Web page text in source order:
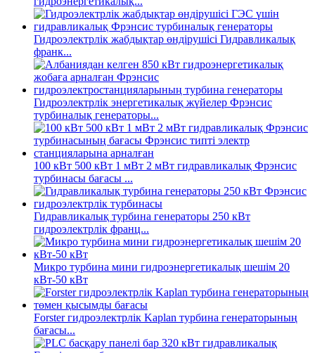
Гидроэлектрлік жабдықтар өндірушісі Гидравликалық
франк...
Гидроэлектрлік энергетикалық жүйелер Фрэнсис
турбиналық генераторы...
100 кВт 500 кВт 1 мВт 2 мВт гидравликалық Фрэнсис
турбинасы бағасы ...
Гидравликалық турбина генераторы 250 кВт
гидроэлектрлік франц...
Микро турбина мини гидроэнергетикалық шешім 20
кВт-50 кВт
Forster гидроэлектрлік Kaplan турбина генераторының
бағасы...